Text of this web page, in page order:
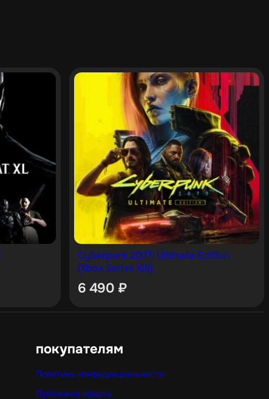
Cyberpunk 2077: Ultimate Edition
(Xbox Series X|S)
6 490 ₽
покупателям
Политика конфиденциальности
Публичная оферта